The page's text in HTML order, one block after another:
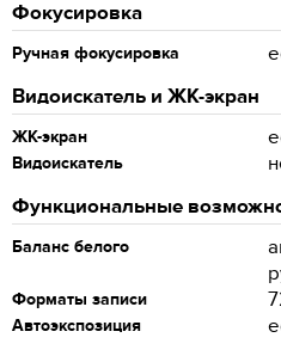
Фокусировка
Ручная фокусировка
Видоискатель и ЖК-экран
ЖК-экран
Видоискатель
Функциональные
Баланс белого
Форматы записи
Автоэкспозиция